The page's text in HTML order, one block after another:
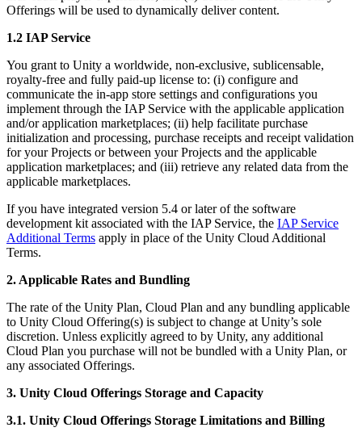
XR 게임
멀티플레이어 게임
멀티플레이어 게임 개발을 간소화하세요.
Offerings will be used to dynamically deliver content.
1.2 IAP Service
You grant to Unity a worldwide, non-exclusive, sublicensable,
royalty-free and fully paid-up license to: (i) configure and
communicate the in-app store settings and configurations you
implement through the IAP Service with the applicable application
and/or application marketplaces; (ii) help facilitate purchase
initialization and processing, purchase receipts and receipt validation
for your Projects or between your Projects and the applicable
application marketplaces; and (iii) retrieve any related data from the
applicable marketplaces.
If you have integrated version 5.4 or later of the software
development kit associated with the IAP Service, the IAP Service
Additional Terms apply in place of the Unity Cloud Additional
Terms.
2. Applicable Rates and Bundling
The rate of the Unity Plan, Cloud Plan and any bundling applicable
to Unity Cloud Offering(s) is subject to change at Unity’s sole
discretion. Unless explicitly agreed to by Unity, any additional
Cloud Plan you purchase will not be bundled with a Unity Plan, or
any associated Offerings.
3. Unity Cloud Offerings Storage and Capacity
3.1. Unity Cloud Offerings Storage Limitations and Billing